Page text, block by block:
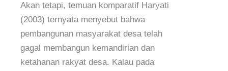
Akan tetapi, temuan komparatif Haryati
(2003) ternyata menyebut bahwa
pembangunan masyarakat desa telah
gagal membangun kemandirian dan
ketahanan rakyat desa. Kalau pada